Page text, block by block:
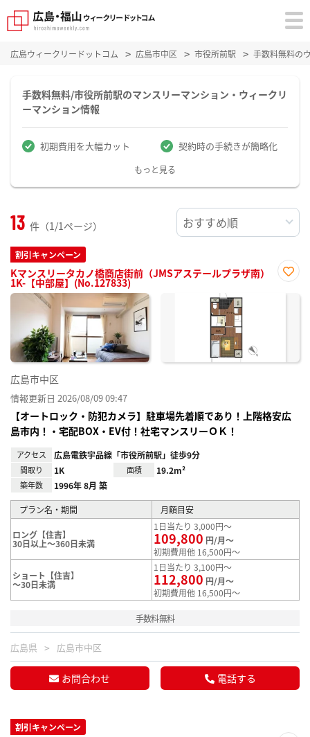
広島ウィークリードットコム 広島市中区 市役所前駅 手数料無料の
手数料無料/市役所前駅のマンスリーマンション・ウィークリ
ーマンション情報
初期費用を大幅カット 契約時の手続きが簡略化
もっと見る
13 件（1/1ページ）
割引キャンペーン
Kマンスリータカノ橋商店街前（JMSアステールプラザ南）
1K-【中部屋】(No.127833)
に入
広島市中区
情報更新日 2026/08/09 09:47
【オートロック・防犯カメラ】駐車場先着順であり！上階格安広
島市内！・宅配BOX・EV付！社宅マンスリーＯＫ！
アクセス 広島電鉄宇品線「市役所前駅」徒歩9分
間取り 1K 面積 19.2m²
築年数 1996年 8月 築
プラン名・期間 月額目安
ロング【住吉】
30日以上～360日未満
1日当たり 3,000円～
109,800 円/月～
初期費用他 16,500円～
ショート【住吉】
～30日未満
1日当たり 3,100円～
112,800 円/月～
初期費用他 16,500円～
手数料無料
広島県 広島市中区
お問合わせ 電話する
割引キャンペーン